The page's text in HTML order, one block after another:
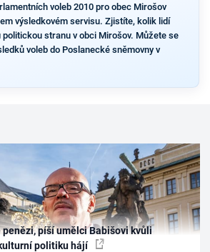
voleb 2010 pro obec Mirošov
výsledkovém servisu. Zjistíte, kolik lidí
stranu v obci Mirošov. Můžete se
voleb do Poslanecké sněmovny v
píší umělci Babišovi kvůli
politiku hájí